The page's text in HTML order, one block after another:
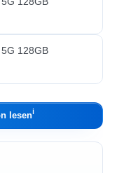
lesenℹ︎